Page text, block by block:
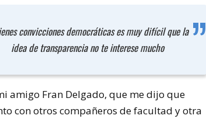
convicciones democráticas es muy difícil que la
idea de transparencia no te interese mucho
amigo Fran Delgado, que me dijo que
con otros compañeros de facultad y otra